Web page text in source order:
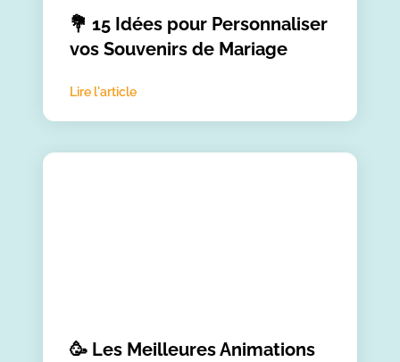
💐 15 Idées pour Personnaliser
vos Souvenirs de Mariage
Lire l'article
🥳 Les Meilleures Animations